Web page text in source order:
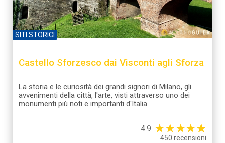
SITI STORICI
Castello Sforzesco dai Visconti agli Sforza
La storia e le curiosità dei grandi signori di Milano, gli
avvenimenti della città, l'arte, visti attraverso uno dei
monumenti più noti e importanti d'Italia.
4.9 ★★★★☆
★
450 recensioni